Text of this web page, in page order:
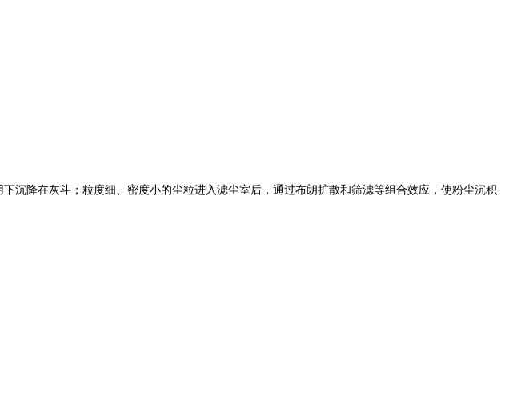
沉降在灰斗；粒度细、密度小的尘粒进入滤尘室后，通过布朗扩散和筛滤等组合效应，使粉尘沉积